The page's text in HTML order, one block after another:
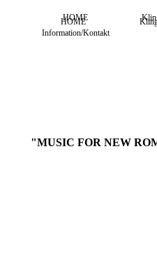
HOME
Information/Kontakt
HOME
"MUSIC FOR NEW